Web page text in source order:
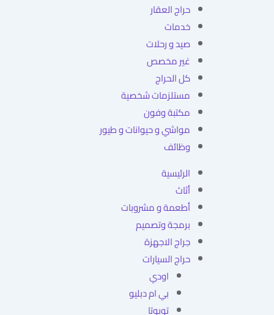
حراج العقار
خدمات
صيد و رحلات
غير مخصص
كل الحراج
مستلزمات شخصية
مكتبة وفون
مواشي و حيوانات و طيور
وظائف
الرئيسية
أثاث
أطعمة و مشروبات
برمجة وتصميم
جراج الاجهزة
حراج السيارات
اودي
بي ام دبليو
تويوتا